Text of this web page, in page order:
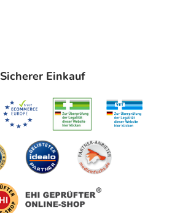
Sicherer Einkauf